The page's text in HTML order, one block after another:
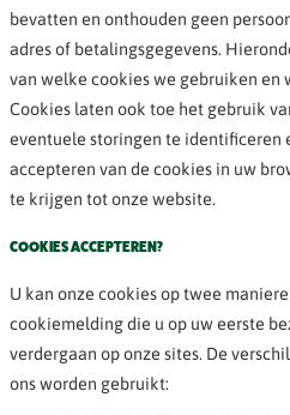
bevatten en onthouden geen
adres of betalingsgegevens.
van welke cookies we gebruiken en
Cookies laten ook toe het gebruik
eventuele storingen te identificeren
accepteren van de cookies in uw
te krijgen tot onze website.
COOKIES ACCEPTEREN?
U kan onze cookies op twee
cookiemelding die u op uw eerste
verdergaan op onze sites. De
ons worden gebruikt: